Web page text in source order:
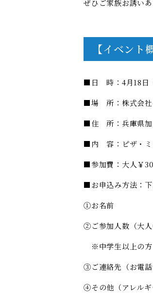
ぜひご家族お誘い
【イベント
■日 時： 4月18日
■場 所：株式会
■住 所：兵庫県加
■内 容：ピザ・ミ
■参加費：大人￥
■お申込み方法：下
①お名前
②ご参加人数（大
※中学生以上の方
③ご連絡先（お電話
④その他（アレルギ